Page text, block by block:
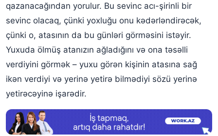
qazanacağından yorulur. Bu sevinc acı-şirinli bir
sevinc olacaq, çünki yoxluğu onu kədərləndirəcək,
çünki o, atasının da bu günləri görməsini istəyir.
Yuxuda ölmüş atanızın ağladığını və ona təsəlli
verdiyini görmək – yuxu görən kişinin atasına sağ
ikən verdiyi və yerinə yetirə bilmədiyi sözü yerinə
yetirəcəyinə işarədir.